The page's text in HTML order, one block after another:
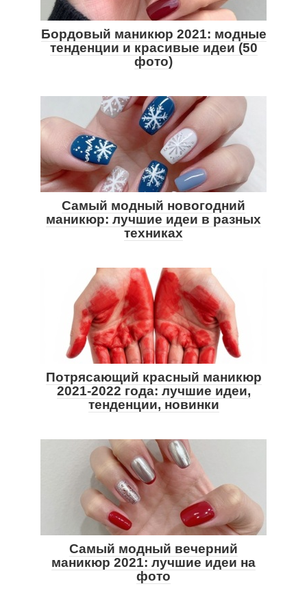
Бордовый маникюр 2021: модные
тенденции и красивые идеи (50
фото)
Самый модный новогодний
маникюр: лучшие идеи в разных
техниках
Потрясающий красный маникюр
2021-2022 года: лучшие идеи,
тенденции, новинки
Самый модный вечерний
маникюр 2021: лучшие идеи на
фото